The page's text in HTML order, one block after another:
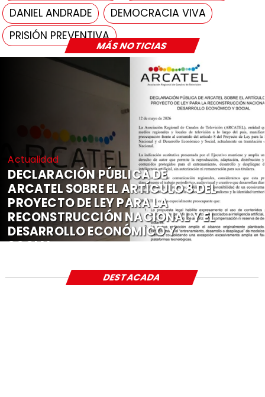
MÁS NOTICIAS
DANIEL ANDRADE
DEMOCRACIA VIVA
PRISIÓN PREVENTIVA
Actualidad
DECLARACIÓN PÚBLICA DE
ARCATEL SOBRE EL ARTÍCULO 8 DEL
PROYECTO DE LEY PARA LA
RECONSTRUCCIÓN NACIONAL Y EL
DESARROLLO ECONÓMICO Y
SOCIAL
DESTACADA